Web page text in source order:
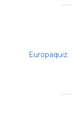
Europaquiz,